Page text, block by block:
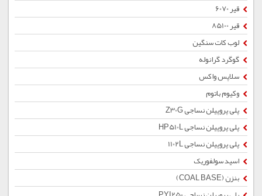
قیر 6070
قیر 85100
لوب کات سنگین
گوگرد گرانوله
سلاپس واکس
وکیوم باتوم
پلی پروپیلن نساجی Z30G
پلی پروپیلن نساجی HP510L
پلی پروپیلن نساجی 1102L
اسید سولفوریک
بنزن (COAL BASE)